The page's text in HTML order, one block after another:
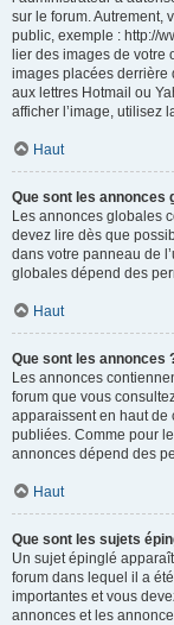
sur le forum. Autrement,
public, exemple : http://
lier des images de votre
images placées derrière
aux lettres Hotmail ou
afficher l’image, utilisez
Haut
Que sont les annonces
Les annonces globales
devez lire dès que
dans votre panneau de
globales dépend des
Haut
Que sont les annonces
Les annonces
forum que vous
apparaissent en haut
publiées. Comme pour
annonces dépend des
Haut
Que sont les sujets
Un sujet épinglé
forum dans lequel il a
importantes et vous
annonces et les